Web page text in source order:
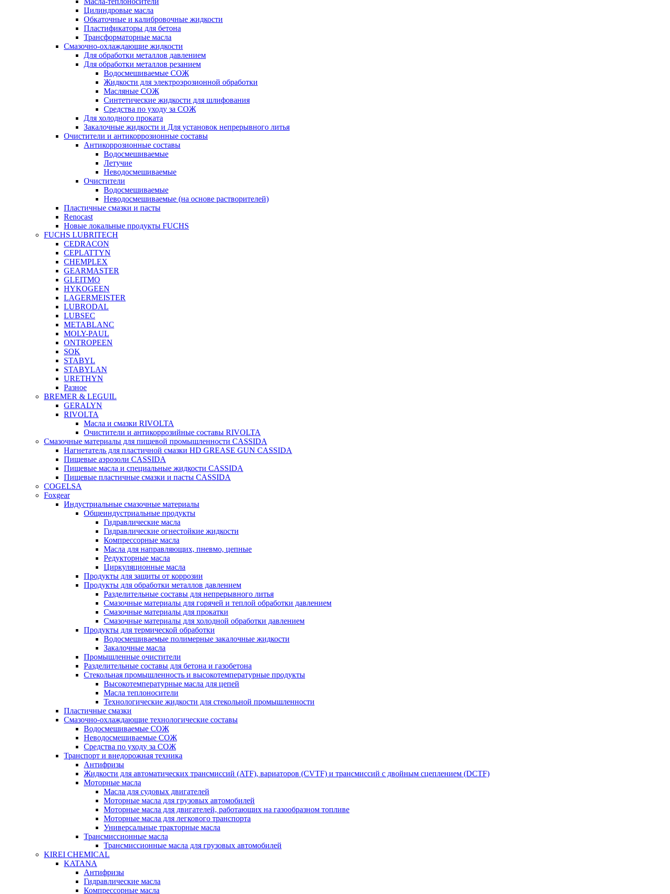
Цилиндровые масла
Обкаточные и калибровочные жидкости
Пластификаторы для бетона
Трансформаторные масла
Смазочно-охлаждающие жидкости
Для обработки металлов давлением
Для обработки металлов резанием
Водосмешиваемые СОЖ
Жидкости для электроэрозионной обработки
Масляные СОЖ
Синтетические жидкости для шлифования
Средства по уходу за СОЖ
Для холодного проката
Закалочные жидкости и Для установок непрерывного литья
Очистители и антикоррозионные составы
Антикоррозионные составы
Водосмешиваемые
Летучие
Неводосмешиваемые
Очистители
Водосмешиваемые
Неводосмешиваемые (на основе растворителей)
Пластичные смазки и пасты
Renocast
Новые локальные продукты FUCHS
FUCHS LUBRITECH
CEDRACON
CEPLATTYN
CHEMPLEX
GEARMASTER
GLEITMO
HYKOGEEN
LAGERMEISTER
LUBRODAL
LUBSEC
METABLANC
MOLY-PAUL
ONTROPEEN
SOK
STABYL
STABYLAN
URETHYN
Разное
BREMER & LEGUIL
GERALYN
RIVOLTA
Масла и смазки RIVOLTA
Очистители и антикоррозийные составы RIVOLTA
Смазочные материалы для пищевой промышленности CASSIDA
Нагнетатель для пластичной смазки HD GREASE GUN CASSIDA
Пищевые аэрозоли CASSIDA
Пищевые масла и специальные жидкости CASSIDA
Пищевые пластичные смазки и пасты CASSIDA
COGELSA
Foxgear
Индустриальные смазочные материалы
Общеиндустриальные продукты
Гидравлические масла
Гидравлические огнестойкие жидкости
Компрессорные масла
Масла для направляющих, пневмо, цепные
Редукторные масла
Циркуляционные масла
Продукты для защиты от коррозии
Продукты для обработки металлов давлением
Разделительные составы для непрерывного литья
Смазочные материалы для горячей и теплой обработки давлением
Смазочные материалы для прокатки
Смазочные материалы для холодной обработки давлением
Продукты для термической обработки
Водосмешиваемые полимерные закалочные жидкости
Закалочные масла
Промышленные очистители
Разделительные составы для бетона и газобетона
Стекольная промышленность и высокотемпературные продукты
Высокотемпературные масла для цепей
Масла теплоносители
Технологические жидкости для стекольной промышленности
Пластичные смазки
Смазочно-охлаждающие технологические составы
Водосмешиваемые СОЖ
Неводосмешиваемые СОЖ
Средства по уходу за СОЖ
Транспорт и внедорожная техника
Антифризы
Жидкости для автоматических трансмиссий (ATF), вариаторов (CVTF) и трансмиссий с двойным сцеплением (DCTF)
Моторные масла
Масла для судовых двигателей
Моторные масла для грузовых автомобилей
Моторные масла для двигателей, работающих на газообразном топливе
Моторные масла для легкового транспорта
Универсальные тракторные масла
Трансмиссионные масла
Трансмиссионные масла для грузовых автомобилей
KIREI CHEMICAL
KATANA
Антифризы
Гидравлические масла
Компрессорные масла